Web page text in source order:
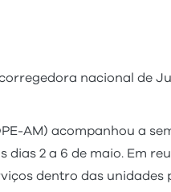
nacional de
AM) acompanhou a
2 a 6 de maio. Em
dentro das unidades